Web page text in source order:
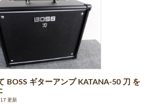
BOSS ギターアンプ KATANA-50 刀 を
更新